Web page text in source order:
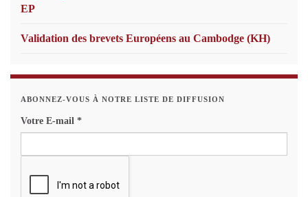
EP
Validation des brevets Européens au Cambodge (KH)
ABONNEZ-VOUS À NOTRE LISTE DE DIFFUSION
Votre E-mail *